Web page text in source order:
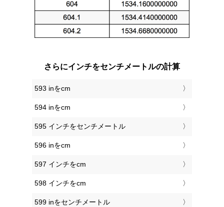
さらにインチをセンチメートルの計算
593 inをcm
594 inをcm
595 インチをセンチメートル
596 inをcm
597 インチをcm
598 インチをcm
599 inをセンチメートル